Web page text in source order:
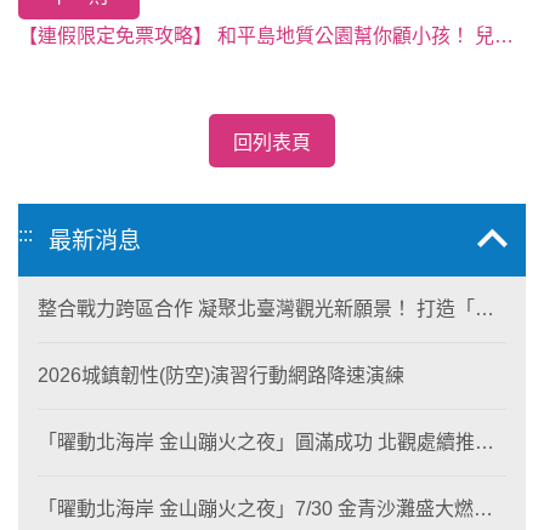
【連假限定免票攻略】 和平島地質公園幫你顧小孩！ 兒童節12歲以下兒童通通免費入園！ 基隆超狂親子免票遊程，無腦跟走拯救連假崩潰爸媽！
回列表頁
::: 最新消息
整合戰力跨區合作 凝聚北臺灣觀光新願景！ 打造「生
2026城鎮韌性(防空)演習行動網路降速演練
「曜動北海岸 金山蹦火之夜」圓滿成功 北觀處續推照
「曜動北海岸 金山蹦火之夜」7/30 金青沙灘盛大燃